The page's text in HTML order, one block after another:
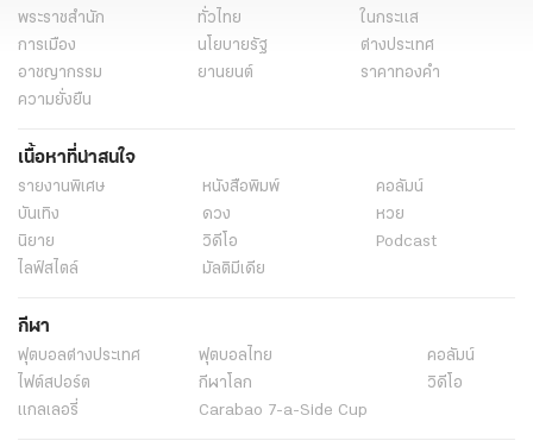
พระราชสำนัก ทั่วไทย
ในกระแส
การเมือง
นโยบายรัฐ
ต่างประเทศ
อาชญากรรม
ยานยนต์
ราคาทองคำ
ความยั่งยืน
เนื้อหาที่น่าสนใจ
รายงานพิเศษ หนังสือพิมพ์
คอลัมน์
บันเทิง
ดวง
หวย
นิยาย
วิดีโอ
Podcast
ไลฟ์สไตล์
มัลติมีเดีย
กีฬา
ฟุตบอลต่่างประเทศ ฟุตบอลไทย
คอลัมน์
ไฟต์สปอร์ต
กีฬาโลก
วิดีโอ
แกลเลอรี่
Carabao 7-a-Side Cup